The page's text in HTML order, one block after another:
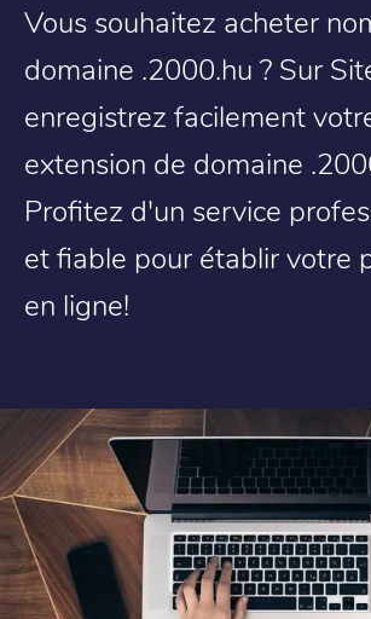
Vous souhaitez acheter
domaine .2000.hu ? Sur
enregistrez facilement
extension de domaine
Profitez d'un service
et fiable pour établir votre
en ligne!